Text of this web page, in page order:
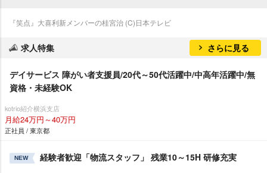
『笑点』大喜利新メンバーの桂宮治 (C)日本テレビ
求人特集 さらに見る
デイサービス 障がい者支援員/20代～50代活躍中/中高年活躍中/無
資格・未経験OK
kotrio紹介横浜支店
月給24万円～40万円
正社員 / 東京都
NEW 経験者歓迎「物流スタッフ」 残業10～15H 研修充実